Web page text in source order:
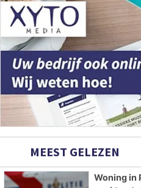
MEEST GELEZEN
Woning in